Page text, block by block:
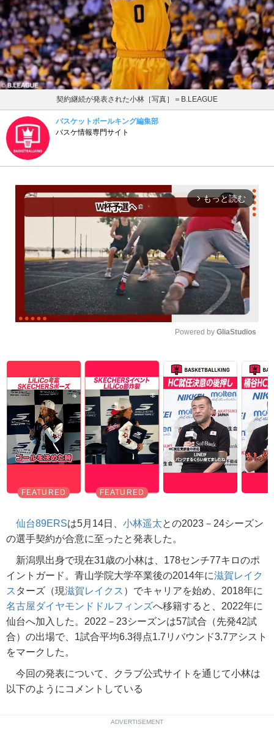
契約継続が発表された小林［写真］＝B.LEAGUE
バスケットボールキング編集部
バスケ情報専門サイト
arrow_forward_ios もっと読む
Powered by GliaStudios
仙台89ERSは5月14日、 小林遥太との2023－24シーズン
の選手契約が合意に至ったと発表した。
新潟県出身で現在31歳の小林は、178センチ77キロのポ
イントガード。青山学院大学卒業後の2014年に滋賀レイク
ス ターズ（現滋賀レイクス ）でキャリアを始め、2018年に
名古屋ダイヤモンドドルフィンズへ移籍すると、2022年に
仙台へ加入した。2022－23シーズンは57試合（先発42試
合）の出場で、1試合平均6.3得点1.7リバウンド3.7アシスト
をマークした。
今回の発表について、クラブ公式サイトを通じて小林は
以下のようにコメントしている
ADVERTISEMENT